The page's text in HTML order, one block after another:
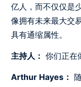
亿人，而不仅仅是
像拥有未来最大交
具有通缩属性。
主持人： 你们正在
Arthur Hayes：